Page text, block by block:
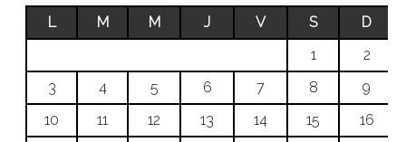
L
M M J V S
D
1
2
3
4 5 6 7 8
9
10
11 12 13 14 15
16